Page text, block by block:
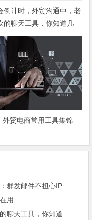
倒计时，外贸沟通中，老
的聊天工具，你知道几
外贸电商常用工具集锦
用